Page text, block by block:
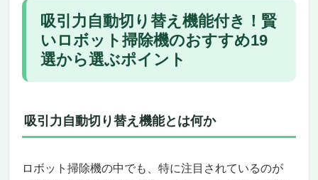
掃除機の賢い選び方
吸引力 自動 切り替え機能 付き！ 賢い ロボット
掃除機 おすすめ19選
吸引力 自動切り替え機能付き！賢いロボット
圧倒的な吸引力と自動ゴミ収集で手間いらず
能
吸引力自動切り替え機能付き！賢
いロボット掃除機のおすすめ19
選から選ぶポイント
吸引力自動切り替え機能とは何か
ロボット掃除機の中でも、特に注目されているのが